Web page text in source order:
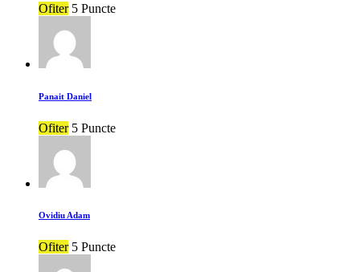
Ofiter 5 Puncte
Panait Daniel
Ofiter 5 Puncte
Ovidiu Adam
Ofiter 5 Puncte